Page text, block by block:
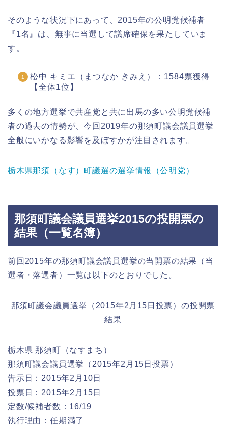
そのような状況下にあって、2015年の公明党候補者
『1名』は、無事に当選して議席確保を果たしていま
す。
松中 キミエ（まつなか きみえ）：1584票獲得
【全体1位】
多くの地方選挙で共産党と共に出馬の多い公明党候補
者の過去の情勢が、今回2019年の那須町議会議員選挙
全般にいかなる影響を及ぼすかが注目されます。
栃木県那須（なす）町議選の選挙情報（公明党）
那須町議会議員選挙2015の投開票の
結果（一覧名簿）
前回2015年の那須町議会議員選挙の当開票の結果（当
選者・落選者）一覧は以下のとおりでした。
那須町議会議員選挙（2015年2月15日投票）の投開票
結果
栃木県 那須町（なすまち）
那須町議会議員選挙（2015年2月15日投票）
告示日：2015年2月10日
投票日：2015年2月15日
定数/候補者数：16/19
執行理由：任期満了